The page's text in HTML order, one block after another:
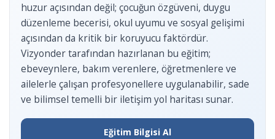
huzur açısından değil; çocuğun özgüveni, duygu
düzenleme becerisi, okul uyumu ve sosyal gelişimi
açısından da kritik bir koruyucu faktördür.
Vizyonder tarafından hazırlanan bu eğitim;
ebeveynlere, bakım verenlere, öğretmenlere ve
ailelerle çalışan profesyonellere uygulanabilir, sade
ve bilimsel temelli bir iletişim yol haritası sunar.
Eğitim Bilgisi Al